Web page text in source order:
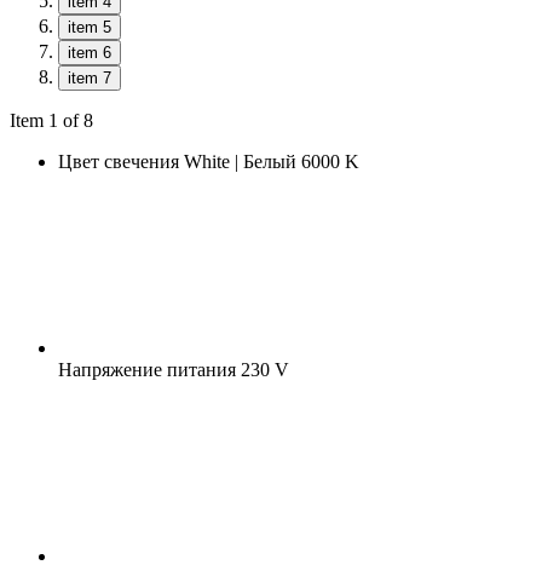
item 5
item 6
item 7
Item 1 of 8
Цвет свечения White | Белый 6000 K
Напряжение питания 230 V